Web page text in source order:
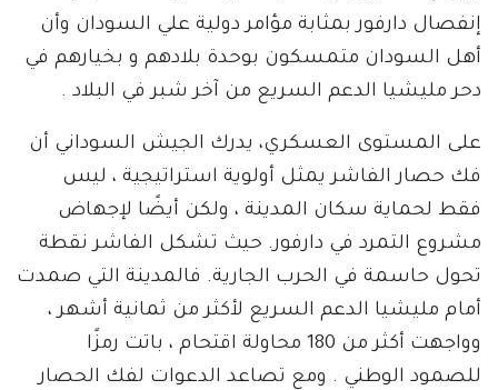
إنفصال دارفور بمثابة مؤامر دولية علي السودان وأن
أهل السودان متمسكون بوحدة بلادهم و بخيارهم في
دحر مليشيا الدعم السريع من آخر شبر في البلاد .
على المستوى العسكري، يدرك الجيش السوداني أن
فك حصار الفاشر يمثل أولوية استراتيجية ، ليس
فقط لحماية سكان المدينة ، ولكن أيضًا لإجهاض
مشروع التمرد في دارفور. حيث تشكل الفاشر نقطة
تحول حاسمة في الحرب الجارية. فالمدينة التي صمدت
أمام مليشيا الدعم السريع لأكثر من ثمانية أشهر ،
وواجهت أكثر من 180 محاولة اقتحام ، باتت رمزًا
للصمود الوطني . ومع تصاعد الدعوات لفك الحصار